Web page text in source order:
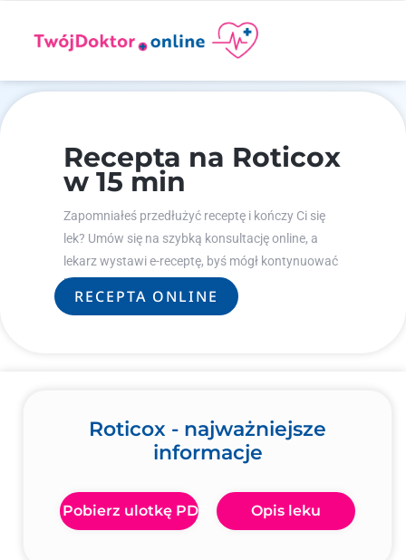
Recepta na Roticox
w 15 min
Zapomniałeś przedłużyć receptę i kończy Ci się
lek? Umów się na szybką konsultację online, a
lekarz wystawi e-receptę, byś mógł kontynuować
leczenie.
RECEPTA ONLINE
Roticox - najważniejsze
informacje
Pobierz ulotkę PDF Opis leku